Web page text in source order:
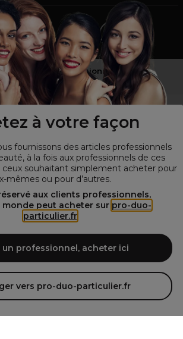
à votre façon
fournissons des articles professionnels
à la fois aux professionnels de ces
ceux souhaitant simplement acheter pour
mêmes ou pour d’autres.
aux clients professionnels,
monde peut acheter sur pro-duo-
particulier.fr
un professionnel, acheter ici
vers pro-duo-particulier.fr
pas un professionnel ?
site pourles particuliers !
droits réservés © Pro-Duo
et de la beauté, nous vous proposons une
professionnels pour la coiffure et
choix de grandes marques qui font de Pro-
de produits s’adresse également à tous ceux
de produits et d'accessoires de coiffure et de
qualité.